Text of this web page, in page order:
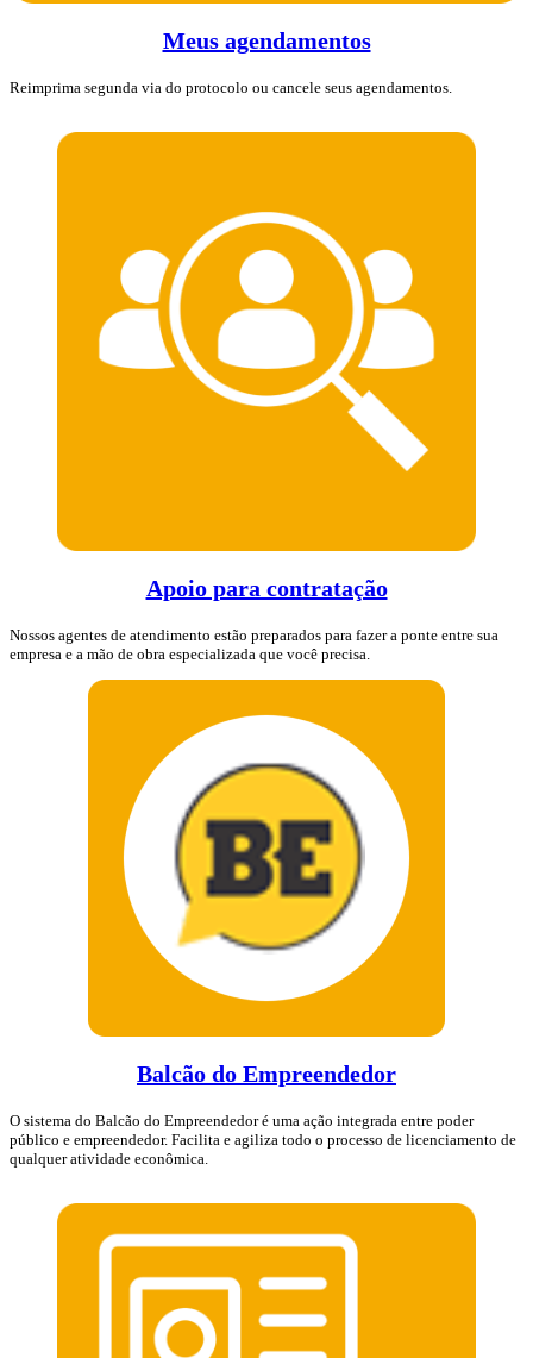
Meus agendamentos
Reimprima segunda via do protocolo ou cancele seus agendamentos.
Apoio para contratação
Nossos agentes de atendimento estão preparados para fazer a ponte entre sua
empresa e a mão de obra especializada que você precisa.
Balcão do Empreendedor
O sistema do Balcão do Empreendedor é uma ação integrada entre poder
público e empreendedor. Facilita e agiliza todo o processo de licenciamento de
qualquer atividade econômica.